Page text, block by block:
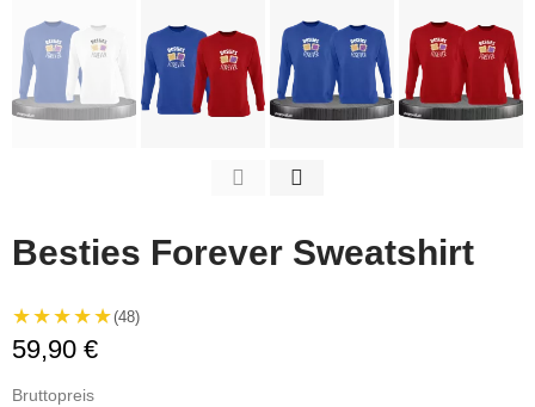
Besties Forever Sweatshirt
★★★★★(48)
59,90 €
Bruttopreis